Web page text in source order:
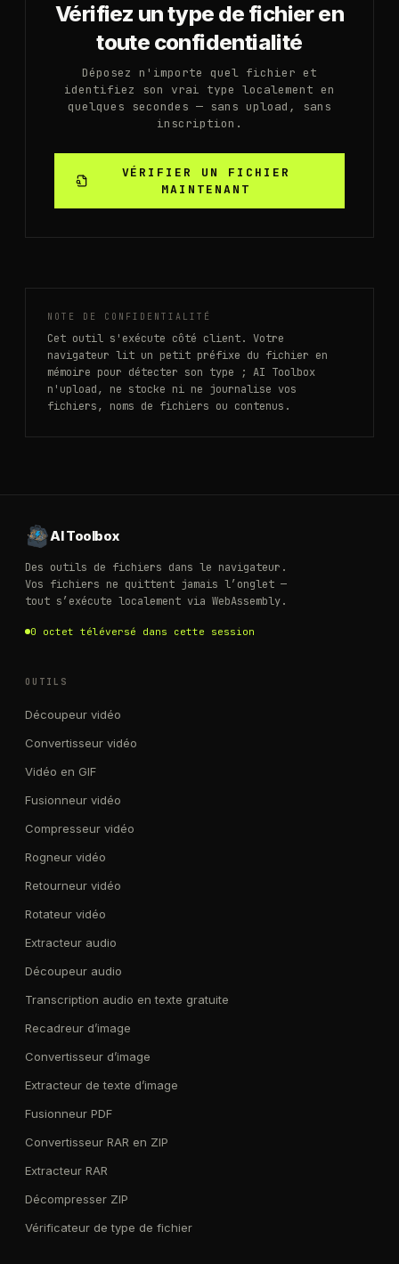
Vérifiez un type de fichier en
toute confidentialité
Déposez n'importe quel fichier et
identifiez son vrai type localement en
quelques secondes — sans upload, sans
inscription.
VÉRIFIER UN FICHIER
MAINTENANT
NOTE DE CONFIDENTIALITÉ
Cet outil s'exécute côté client. Votre
navigateur lit un petit préfixe du fichier en
mémoire pour détecter son type ; AI Toolbox
n'upload, ne stocke ni ne journalise vos
fichiers, noms de fichiers ou contenus.
AI Toolbox
Des outils de fichiers dans le navigateur.
Vos fichiers ne quittent jamais l’onglet —
tout s’exécute localement via WebAssembly.
0 octet téléversé dans cette session
OUTILS
Découpeur vidéo
Convertisseur vidéo
Vidéo en GIF
Fusionneur vidéo
Compresseur vidéo
Rogneur vidéo
Retourneur vidéo
Rotateur vidéo
Extracteur audio
Découpeur audio
Transcription audio en texte gratuite
Recadreur d’image
Convertisseur d’image
Extracteur de texte d’image
Fusionneur PDF
Convertisseur RAR en ZIP
Extracteur RAR
Décompresser ZIP
Vérificateur de type de fichier